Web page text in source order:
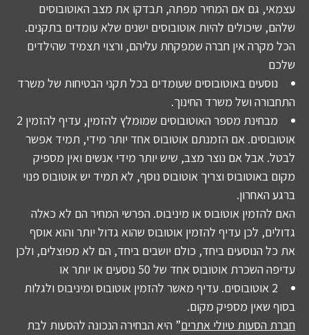
עצמאי, גם אם המחיר מפתה, תבדקו את מצב האוטובוסים
שלהם, שיכולים להיות אוטובוסים ישנים שלא עומדים בתקנים.
הכל מקרה אין חברה שמפקחת עליהם, ורצוי תצמיד שהילדים
שלכם
נוסעים באוטובוסים שעומדים בכל תקני הבטיחות של משרד
התחבורה ושל משרד החינוך.
מבחינת מספר האוטובוסים שמומלץ להזמין, עדיף להזמין 2
אוטובוסים. אם הזמנתם אוטובוס אחד יותר מידי, תמיד אפשר
לבטל. אבל אם נוצר מצב, שיש יותר מידי אנשים ואין מספיק
מקום באוטובוס וצריך אוטובוס נוסף, לא תמיד יש אוטובוס פנוי
ברגע האחרון.
האם להזמין אוטובוס או מיניבוס. הפרשי המחיר הם לא כאלה
גדולים, לכן עדיף להזמין אוטובוס שהוא גדול יותר והוא אוסף
את כל הנוסעים ביחד, כולם יושבים ביחד, הם לא מפוצלים, ולכן
עדיפה השכרת אוטובוס אחד של 50 נוסעים או יותר או
2 אוטובוסים. עדיף מאשר להזמין אוטובוס ומיניבוס ולגלות
בסוף שאין מספיק מקום.
חברת הסעות טיולי אתרים” היא הבחירה הנכונה להסעות לבת